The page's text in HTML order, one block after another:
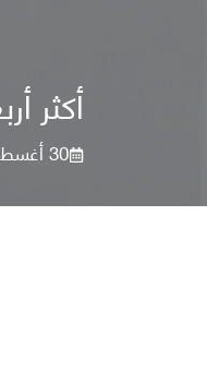
أكثر
30 أغسطس 2021